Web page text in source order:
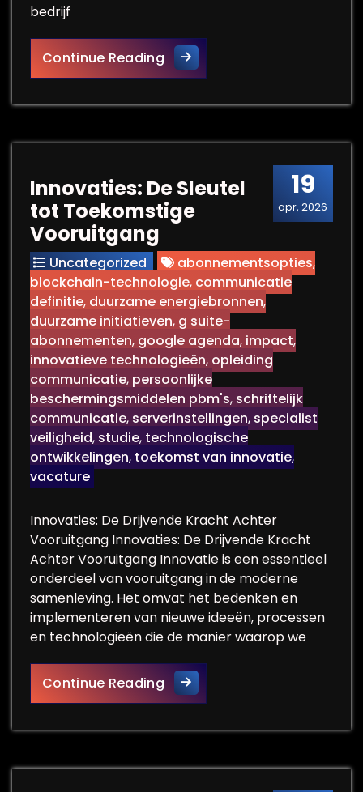
bedrijf
Continue ReadingOptimaliseer Jouw Bedrijf
19
apr, 2026
Innovaties: De Sleutel
tot Toekomstige
Vooruitgang
Uncategorized abonnementsopties,
blockchain-technologie, communicatie
definitie, duurzame energiebronnen,
duurzame initiatieven, g suite-
abonnementen, google agenda, impact,
innovatieve technologieën, opleiding
communicatie, persoonlijke
beschermingsmiddelen pbm's, schriftelijk
communicatie, serverinstellingen, specialist
veiligheid, studie, technologische
ontwikkelingen, toekomst van innovatie,
vacature
Innovaties: De Drijvende Kracht Achter
Vooruitgang Innovaties: De Drijvende Kracht
Achter Vooruitgang Innovatie is een essentieel
onderdeel van vooruitgang in de moderne
samenleving. Het omvat het bedenken en
implementeren van nieuwe ideeën, processen
en technologieën die de manier waarop we
Continue ReadingInnovaties: De Sleutel tot